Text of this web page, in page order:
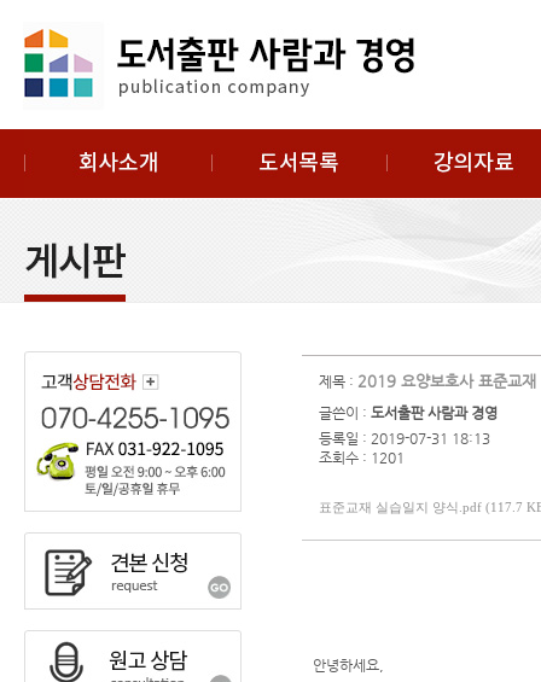
제목 : 2019 요양보호사 표준교재
글쓴이 : 도서출판 사람과 경영
등록일 : 2019-07-31 18:13
조회수 : 1201
표준교재 실습일지 양식.pdf (117.7
안녕하세요,